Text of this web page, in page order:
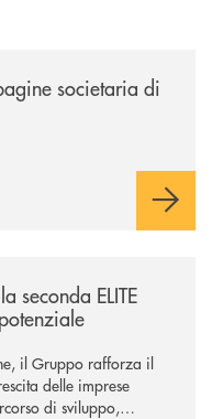
societaria di
seconda ELITE
il Gruppo rafforza il
delle imprese
di sviluppo,